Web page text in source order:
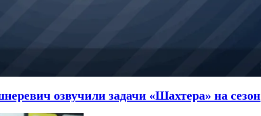
озвучили задачи «Шахтера» на сезон